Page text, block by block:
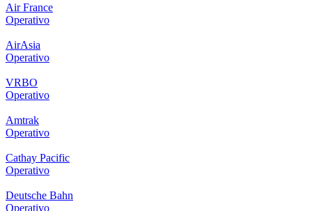
Air France
Operativo
AirAsia
Operativo
VRBO
Operativo
Amtrak
Operativo
Cathay Pacific
Operativo
Deutsche Bahn
Operativo